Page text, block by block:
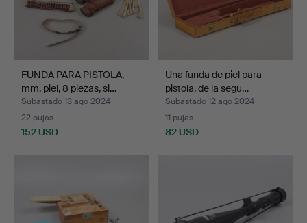
FUNDA PARA PISTOLA,
mm, piel, 8 piezas, si…
Subastado 13 ago 2024
22 pujas
152 USD
Una funda de piel para
pistola, de la segu…
Subastado 12 ago 2024
11 pujas
82 USD